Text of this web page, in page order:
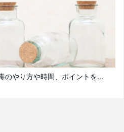
のやり方や時間、ポイントを...